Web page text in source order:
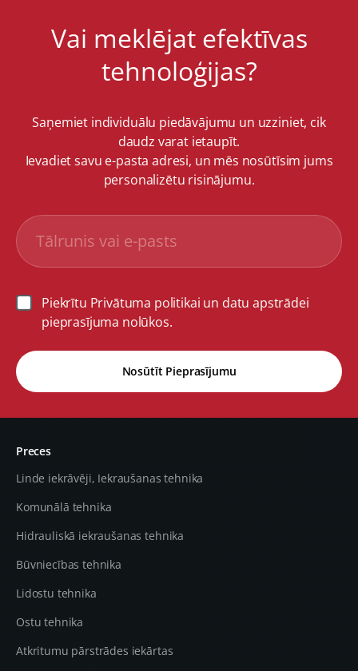
Vai meklējat efektīvas
tehnoloģijas?
Saņemiet individuālu piedāvājumu un uzziniet, cik
daudz varat ietaupīt.
Ievadiet savu e-pasta adresi, un mēs nosūtīsim jums
personalizētu risinājumu.
Piekrītu Privātuma politikai un datu apstrādei
pieprasījuma nolūkos.
Nosūtīt Pieprasījumu
Preces
Linde iekrāvēji, Iekraušanas tehnika
Komunālā tehnika
Hidrauliskā iekraušanas tehnika
Būvniecības tehnika
Lidostu tehnika
Ostu tehnika
Atkritumu pārstrādes iekārtas